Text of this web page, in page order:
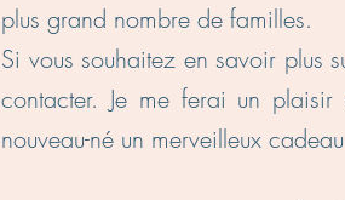
plus grand nombre de familles.
Si vous souhaitez en savoir plus
contacter. Je me ferai un
nouveau-né un merveilleux